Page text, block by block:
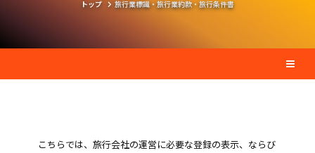
トップ 旅行業標識・旅行業約款・旅行条件書
こちらでは、旅行会社の運営に必要な登録の表示、ならび